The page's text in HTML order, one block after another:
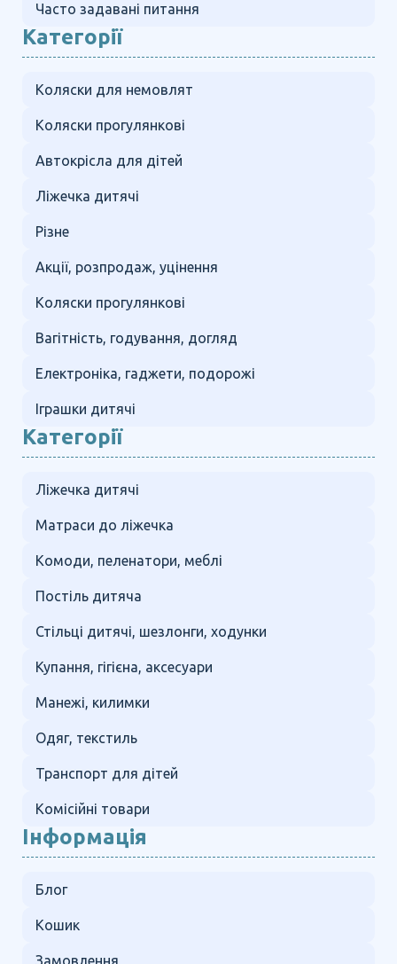
Часто задавані питання
Категорії
Коляски для немовлят
Коляски прогулянкові
Автокрісла для дітей
Ліжечка дитячі
Різне
Акції, розпродаж, уцінення
Коляски прогулянкові
Вагітність, годування, догляд
Електроніка, гаджети, подорожі
Іграшки дитячі
Категорії
Ліжечка дитячі
Матраси до ліжечка
Комоди, пеленатори, меблі
Постіль дитяча
Стільці дитячі, шезлонги, ходунки
Купання, гігієна, аксесуари
Манежі, килимки
Одяг, текстиль
Транспорт для дітей
Комісійні товари
Інформація
Блог
Кошик
Замовлення